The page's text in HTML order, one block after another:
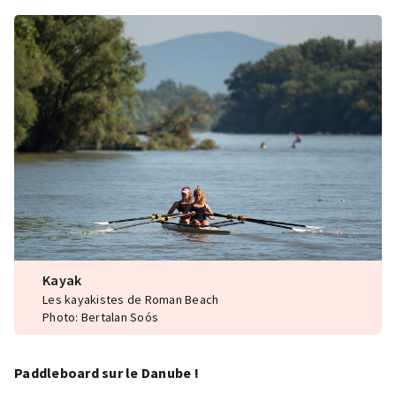
Kayak
Les kayakistes de Roman Beach
Photo: Bertalan Soós
Paddleboard sur le Danube !